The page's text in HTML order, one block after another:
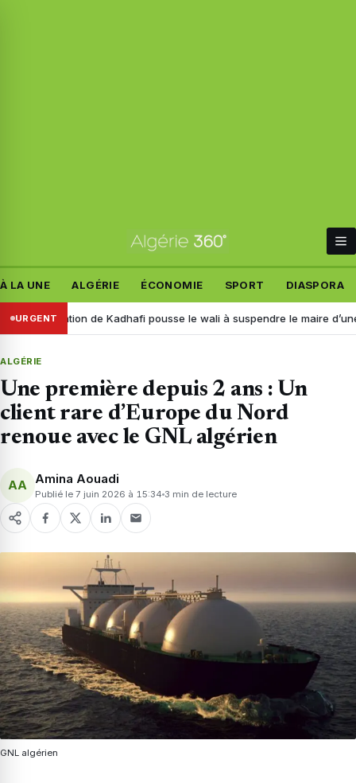
À LA UNE ALGÉRIE ÉCONOMIE SPORT DIASPORA
URGENT
citation de Kadhafi pousse le wali à suspendre le maire d’une APC à
ALGÉRIE
Une première depuis 2 ans : Un
client rare d’Europe du Nord
renoue avec le GNL algérien
AA Amina Aouadi
Publié le 7 juin 2026 à 15:34 3 min de lecture
GNL algérien